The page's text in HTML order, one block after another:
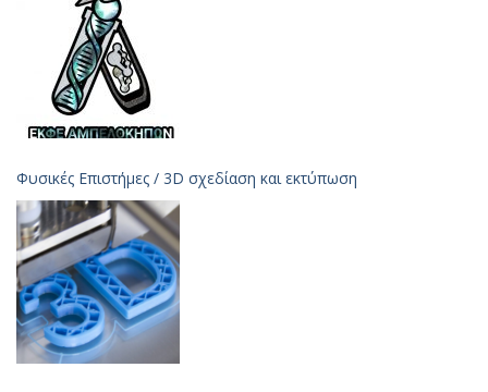
Φυσικές Επιστήμες / 3D σχεδίαση και εκτύπωση